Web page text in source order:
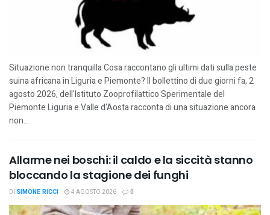
Situazione non tranquilla Cosa raccontano gli ultimi dati sulla peste
suina africana in Liguria e Piemonte? Il bollettino di due giorni fa, 2
agosto 2026, dell'Istituto Zooprofilattico Sperimentale del
Piemonte Liguria e Valle d'Aosta racconta di una situazione ancora
non...
Allarme nei boschi: il caldo e la siccità stanno
bloccando la stagione dei funghi
DI SIMONE RICCI 4 AGOSTO 2026 0